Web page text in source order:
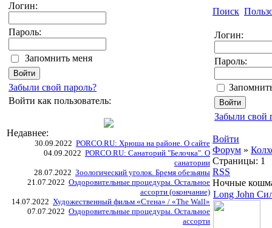
Логин:
Пароль:
Запомнить меня
Забыли свой пароль?
Войти как пользователь:
Недавнее:
30.09.2022 PORCO.RU: Хрюша на районе. О сайте
04.09.2022 PORCO.RU: Санаторий "Белочка". О
санатории
28.07.2022 Зоологический уголок. Бремя обезьяны
21.07.2022 Оздоровительные процедуры. Остальное
ассорти (окончание)
14.07.2022 Художественный фильм «Стена» / «The Wall»
07.07.2022 Оздоровительные процедуры. Остальное
ассорти
Поиск
Логин:
Пароль:
Забыли свой
Войти
Форум »
Страницы: 1
RSS
Ночные
Long John